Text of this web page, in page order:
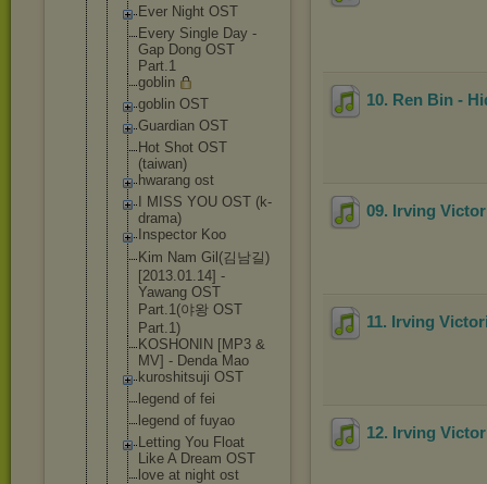
Ever Night OST
Every Single Day -
Gap Dong OST
Part.1
goblin
goblin OST
Guardian OST
Hot Shot OST
(taiwan)
hwarang ost
I MISS YOU OST (k-
drama)
Inspector Koo
Kim Nam Gil(김남길)
[2013.01.14] -
Yawang OST
Part.1(야왕 OST
Part.1)
KOSHONIN [MP3 &
MV] - Denda Mao
kuroshitsuji OST
legend of fei
legend of fuyao
Letting You Float
Like A Dream OST
love at night ost
10. Ren Bin -
09. Irving
11. Irving
12. Irving